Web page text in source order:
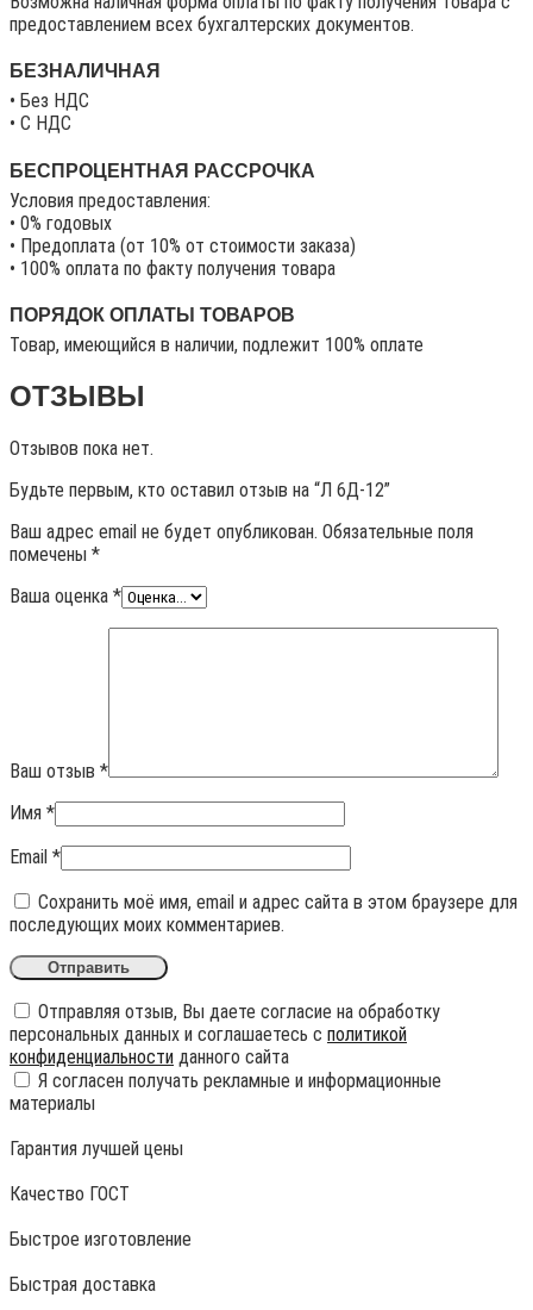
предоставлением всех бухгалтерских документов.
БЕЗНАЛИЧНАЯ
• Без НДС
• C НДС
БЕСПРОЦЕНТНАЯ РАССРОЧКА
Условия предоставления:
• 0% годовых
• Предоплата (от 10% от стоимости заказа)
• 100% оплата по факту получения товара
ПОРЯДОК ОПЛАТЫ ТОВАРОВ
Товар, имеющийся в наличии, подлежит 100% оплате
ОТЗЫВЫ
Отзывов пока нет.
Будьте первым, кто оставил отзыв на “Л 6Д-12”
Ваш адрес email не будет опубликован. Обязательные поля
помечены *
Ваша оценка *
Ваш отзыв *
Имя *
Email *
Сохранить моё имя, email и адрес сайта в этом браузере для
последующих моих комментариев.
Отправляя отзыв, Вы даете согласие на обработку
персональных данных и соглашаетесь с политикой
конфиденциальности данного сайта
Я согласен получать рекламные и информационные
материалы
Гарантия лучшей цены
Качество ГОСТ
Быстрое изготовление
Быстрая доставка